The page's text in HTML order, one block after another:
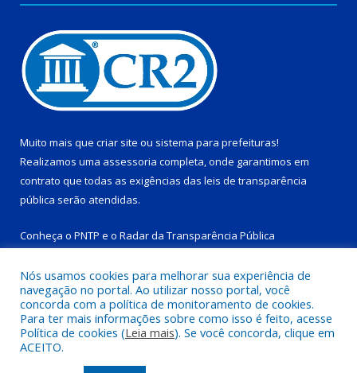
Muito mais que criar site ou sistema para prefeituras!
Realizamos uma assessoria completa, onde garantimos em
contrato que todas as exigências das leis de transparência
pública serão atendidas.
Conheça o PNTP e o Radar da Transparência Pública
Todos os direitos reservados a Prefeitura Municipal de Tucuruí-
PA.
Nós usamos cookies para melhorar sua experiência de
navegação no portal. Ao utilizar nosso portal, você
concorda com a política de monitoramento de cookies.
Para ter mais informações sobre como isso é feito, acesse
Política de cookies (Leia mais). Se você concorda, clique em
ACEITO.